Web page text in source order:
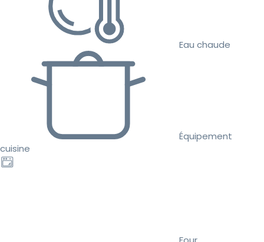
Eau chaude
Équipement
cuisine